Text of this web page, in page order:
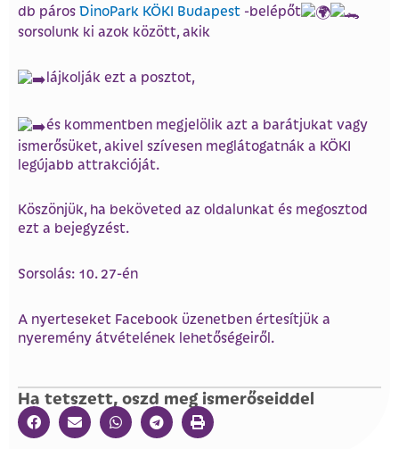
db párosDinoPark KÖKI Budapest -belépőt
sorsolunk ki azok között, akik
lájkolják ezt a posztot,
és kommentben megjelölik azt a barátjukat vagy
ismerősüket, akivel szívesen meglátogatnák a KÖKI
legújabb attrakcióját.
Köszönjük, ha beköveted az oldalunkat és megosztod
ezt a bejegyzést.
Sorsolás: 10. 27-én
A nyerteseket Facebook üzenetben értesítjük a
nyeremény átvételének lehetőségeiről.
Ha tetszett, oszd meg ismerőseiddel